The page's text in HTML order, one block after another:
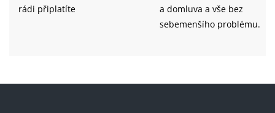
rádi připlatíte
a domluva a vše bez
sebemenšího problému.